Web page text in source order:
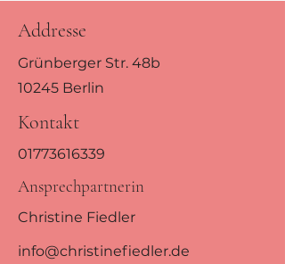
Addresse
Grünberger Str. 48b
10245 Berlin
Kontakt
01773616339
Ansprechpartnerin
Christine Fiedler
info@christinefiedler.de